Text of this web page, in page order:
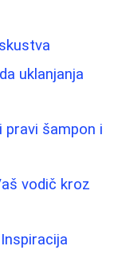
uklanjanja
pravi šampon i
vodič kroz